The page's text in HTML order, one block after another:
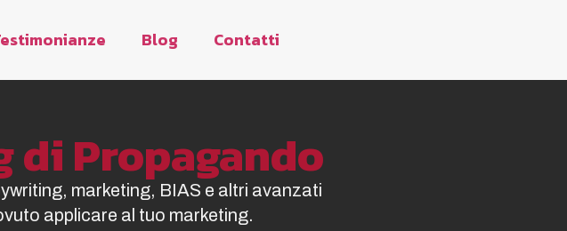
Blog Contatti
di Propagando
marketing, BIAS e altri avanzati
applicare al tuo marketing.